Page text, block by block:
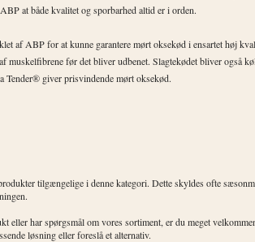
at både kvalitet og sporbarhed altid er i orden.
af ABP for at kunne garantere mørt oksekød i ensartet høj
muskelfibrene før det bliver udbenet. Slagtekødet bliver også
Tender® giver prisvindende mørt oksekød.
tilgængelige i denne kategori. Dette skyldes ofte
eller har spørgsmål om vores sortiment, er du meget
løsning eller foreslå et alternativ.